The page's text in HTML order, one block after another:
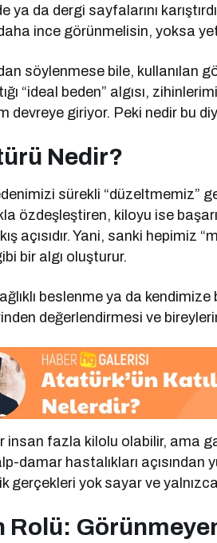
ya da dergi sayfalarını
daha ince görünmelisin, yoksa
söylenmese bile, kullanılan
“ideal beden” algısı,
devreye giriyor. Peki nedir bu
Nedir?
sürekli “düzeltmemiz”
özdeşleştiren, kiloyu ise
açısıdır. Yani, sanki hepimiz
bir algı oluşturur.
beslenme ya da kendimize
değerlendirmesi ve
insan fazla kilolu olabilir, ama
damar hastalıkları
gerçekleri yok sayar ve
Rolü: